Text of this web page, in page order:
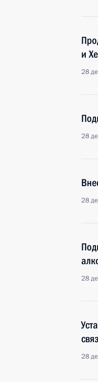
и
28
28
28
28
28